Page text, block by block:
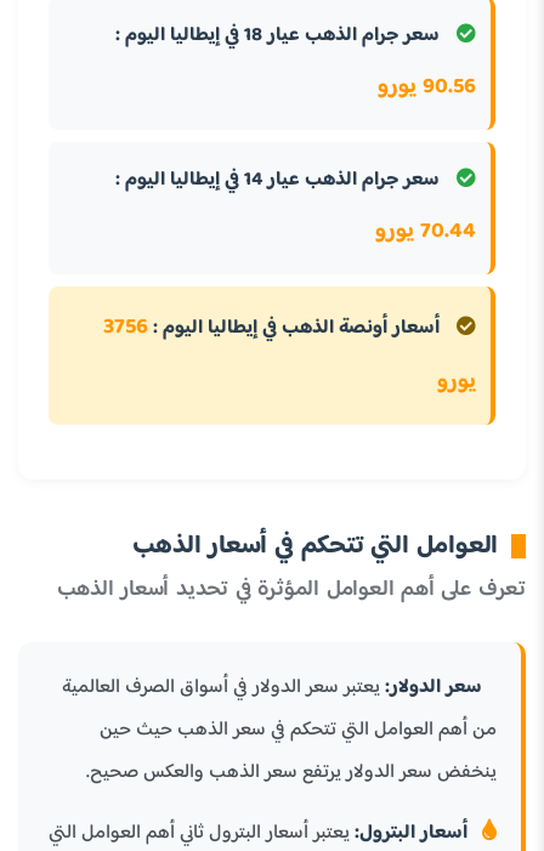
سعر جرام الذهب عيار 18 في إيطاليا اليوم :
90.56 يورو
سعر جرام الذهب عيار 14 في إيطاليا اليوم :
70.44 يورو
أسعار أونصة الذهب في إيطاليا اليوم :3756
يورو
العوامل التي تتحكم في أسعار الذهب
تعرف على أهم العوامل المؤثرة في تحديد أسعار الذهب
سعر الدولار:يعتبر سعر الدولار في أسواق الصرف العالمية
من أهم العوامل التي تتحكم في سعر الذهب حيث حين
ينخفض سعر الدولار يرتفع سعر الذهب والعكس صحيح.
أسعار البترول:يعتبر أسعار البترول ثاني أهم العوامل التي